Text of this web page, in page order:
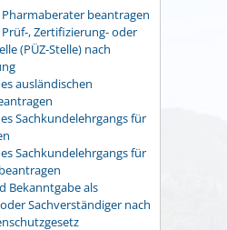
beantragen
, Zertifizierung- oder
(PÜZ-Stelle) nach
ausländischen
Sachkundelehrgangs für
Sachkundelehrgangs für
Bekanntgabe als
Sachverständiger nach